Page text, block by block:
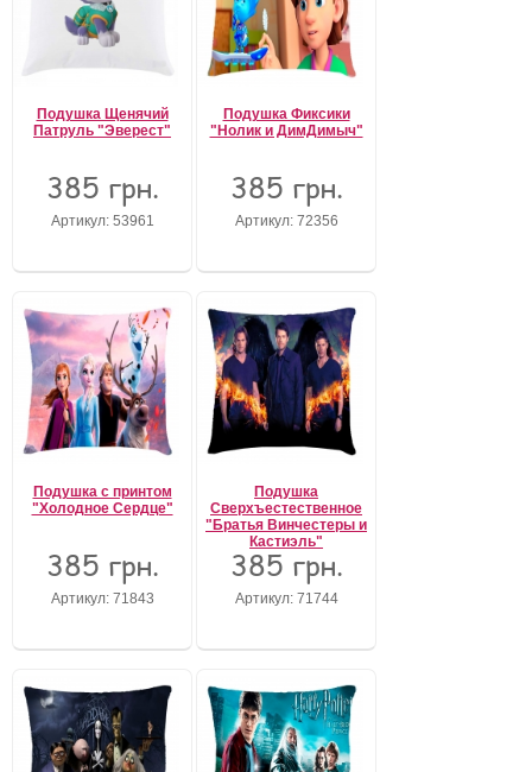
Подушка Щенячий
Патруль "Эверест"
385 грн.
Артикул: 53961
Подушка Фиксики
"Нолик и ДимДимыч"
385 грн.
Артикул: 72356
Подушка с принтом
"Холодное Сердце"
385 грн.
Артикул: 71843
Подушка
Сверхъестественное
"Братья Винчестеры и
Кастиэль"
385 грн.
Артикул: 71744